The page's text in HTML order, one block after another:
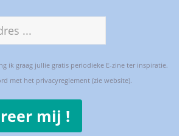
ik graag jullie gratis periodieke E-zine ter inspiratie.
met het privacyreglement (zie website).
mij !